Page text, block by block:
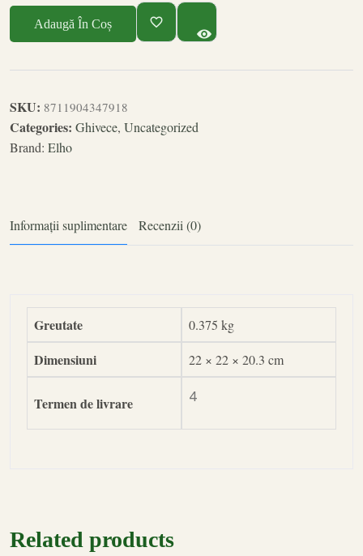
Adaugă În Coș
SKU: 8711904347918
Categories: Ghivece, Uncategorized
Brand: Elho
Informații suplimentare Recenzii (0)
Greutate 0.375 kg
Dimensiuni 22 × 22 × 20.3 cm
Termen de livrare 4
Related products